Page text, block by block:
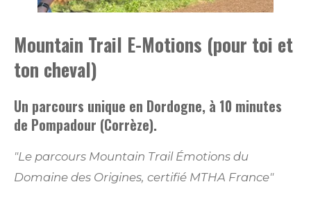
Mountain Trail E-Motions (pour toi et
ton cheval)
Un parcours unique en Dordogne, à 10 minutes
de Pompadour (Corrèze).
"Le parcours Mountain Trail Émotions du
Domaine des Origines, certifié MTHA France"